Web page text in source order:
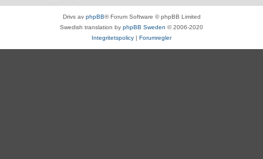
Drivs av phpBB® Forum Software © phpBB Limited
Swedish translation by phpBB Sweden © 2006-2020
Integritetspolicy | Forumregler